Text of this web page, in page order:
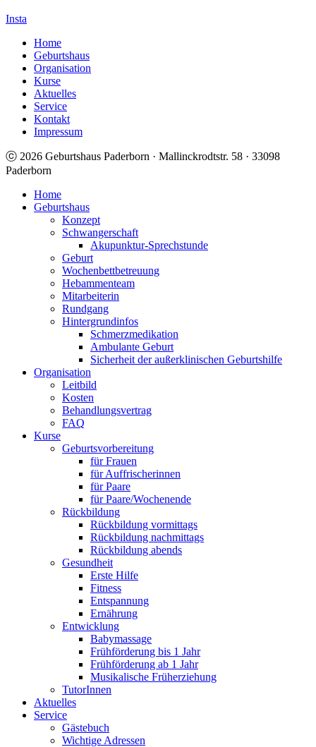
Insta
Home
Geburtshaus
Organisation
Kurse
Aktuelles
Service
Kontakt
Impressum
ⓒ 2026 Geburtshaus Paderborn · Mallinckrodtstr. 58 · 33098
Paderborn
Home
Geburtshaus
Konzept
Schwangerschaft
Akupunktur-Sprechstunde
Geburt
Wochenbettbetreuung
Hebammenteam
Mitarbeiterin
Rundgang
Hintergrundinfos
Schmerzmedikation
Ambulante Geburt
Sicherheit der außerklinischen Geburtshilfe
Organisation
Leitbild
Kosten
Behandlungsvertrag
FAQ
Kurse
Geburtsvorbereitung
für Frauen
für Auffrischerinnen
für Paare
für Paare/Wochenende
Rückbildung
Rückbildung vormittags
Rückbildung nachmittags
Rückbildung abends
Gesundheit
Erste Hilfe
Fitness
Entspannung
Ernährung
Entwicklung
Babymassage
Frühförderung bis 1 Jahr
Frühförderung ab 1 Jahr
Musikalische Früherziehung
TutorInnen
Aktuelles
Service
Gästebuch
Wichtige Adressen